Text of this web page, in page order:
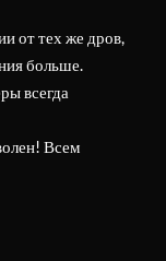
от тех же дров,
больше.
всегда
Всем